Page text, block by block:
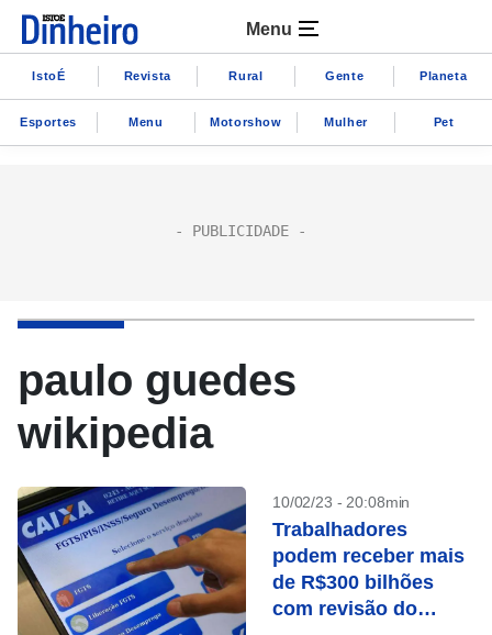
Menu
IstoÉ Revista Rural Gente Planeta
Esportes Menu Motorshow Mulher Pet
paulo guedes
wikipedia
10/02/23 - 20:08min
Trabalhadores
podem receber mais
de R$300 bilhões
com revisão do